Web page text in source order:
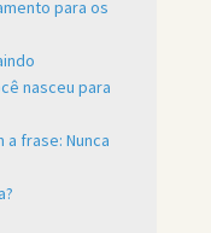
para os
nasceu para
frase: Nunca